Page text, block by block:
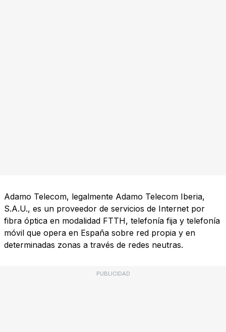
Adamo Telecom, legalmente Adamo Telecom Iberia,
S.A.U., es un proveedor de servicios de Internet por
fibra óptica en modalidad FTTH, telefonía fija y telefonía
móvil que opera en España sobre red propia y en
determinadas zonas a través de redes neutras.
PUBLICIDAD